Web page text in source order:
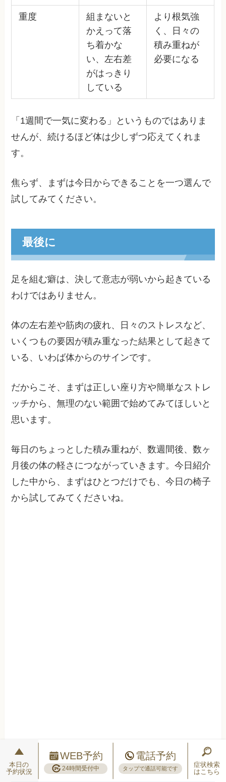
重度
組まないと
かえって落
ち着かな
い、左右差
がはっきり
している
より根気強
く、日々の
積み重ねが
必要になる
「1週間で一気に変わる」というものではありま
せんが、続けるほど体は少しずつ応えてくれま
す。
焦らず、まずは今日からできることを一つ選んで
試してみてください。
最後に
足を組む癖は、決して意志が弱いから起きている
わけではありません。
体の左右差や筋肉の疲れ、日々のストレスなど、
いくつもの要因が積み重なった結果として起きて
いる、いわば体からのサインです。
だからこそ、まずは正しい座り方や簡単なストレ
ッチから、無理のない範囲で始めてみてほしいと
思います。
毎日のちょっとした積み重ねが、数週間後、数ヶ
月後の体の軽さにつながっていきます。今日紹介
した中から、まずはひとつだけでも、今日の椅子
から試してみてくださいね。
本日の
予約状況
WEB予約
24時間受付中
電話予約
タップで通話可能です
症状検索
はこちら